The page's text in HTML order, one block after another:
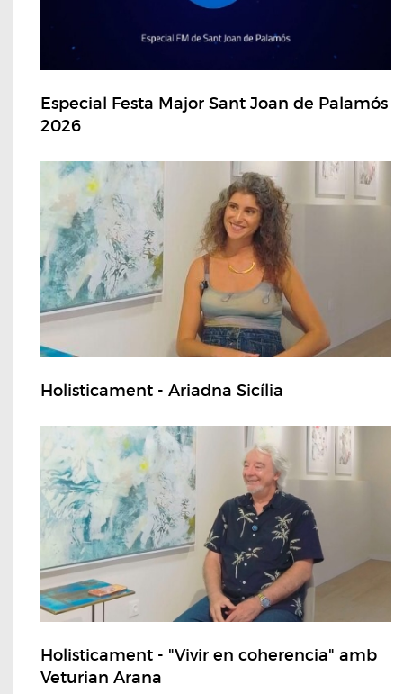
Especial Festa Major Sant Joan de Palamós
2026
Holisticament - Ariadna Sicília
Holisticament - "Vivir en coherencia" amb
Veturian Arana